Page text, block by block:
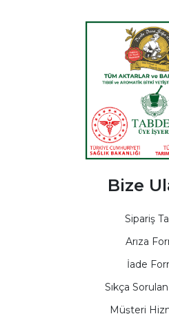
Bize
Sipariş
Arıza
İade
Sıkça
Müşteri